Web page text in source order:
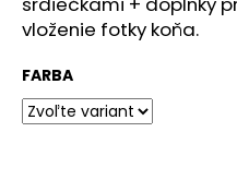
vloženie fotky koňa.
FARBA
O
p
o
r